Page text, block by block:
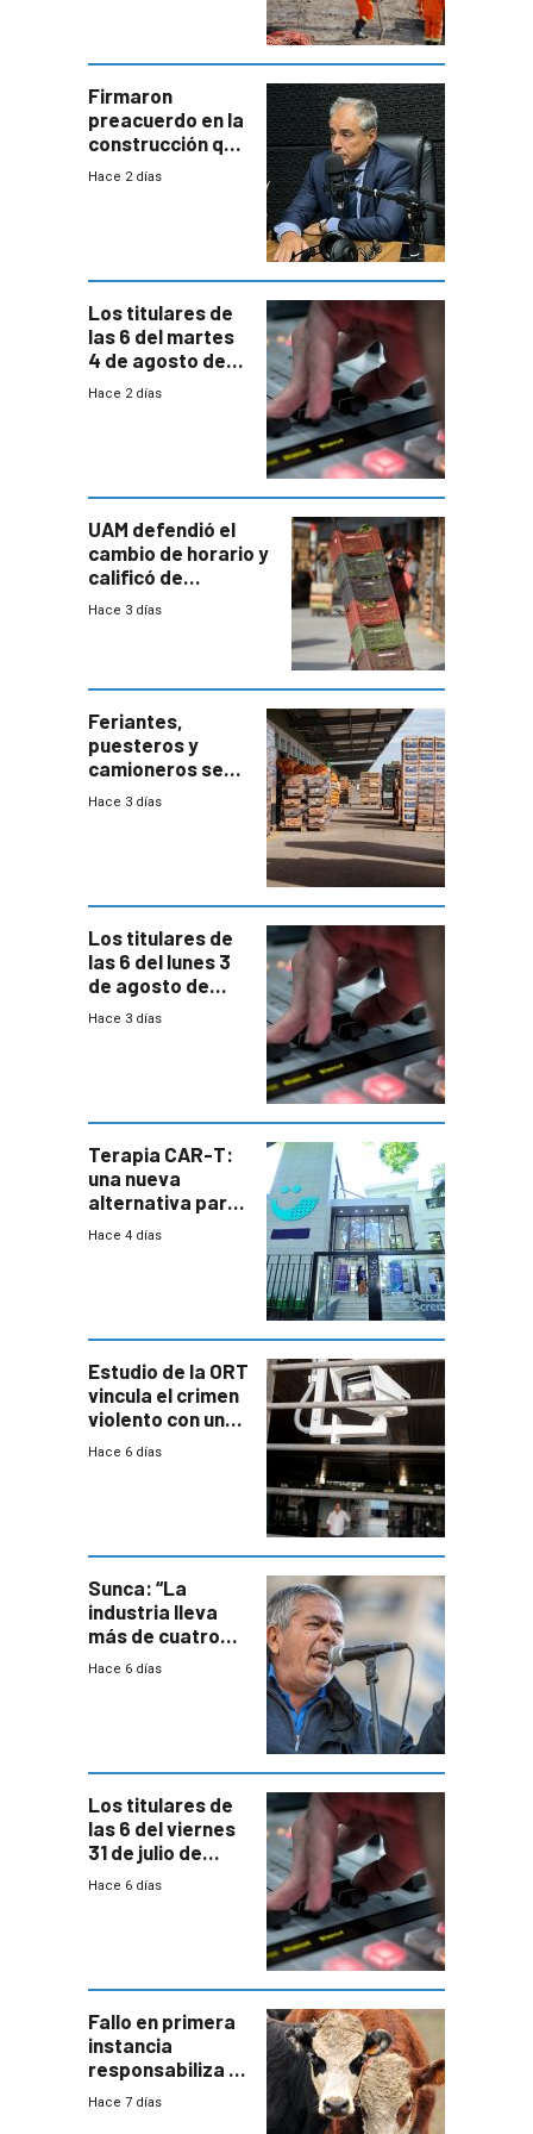
a revisar
proyectos
Firmaron
preacuerdo en la
construcción que
comprende
Hace 2 días
Los titulares de
las 6 del martes
4 de agosto de
2026
Hace 2 días
UAM defendió el
cambio de horario y
calificó de
“desproporcionado”
Hace 3 días
Feriantes,
puesteros y
camioneros se
movilizaron en
Hace 3 días
Los titulares de
las 6 del lunes 3
de agosto de
2026
Hace 3 días
Terapia CAR-T:
una nueva
alternativa para
niños y
Hace 4 días
Estudio de la ORT
vincula el crimen
violento con una
menor creación
Hace 6 días
Sunca: “La
industria lleva
más de cuatro
meses sin
Hace 6 días
Los titulares de
las 6 del viernes
31 de julio de
2026
Hace 6 días
Fallo en primera
instancia
responsabiliza al
Estado por falta
Hace 7 días